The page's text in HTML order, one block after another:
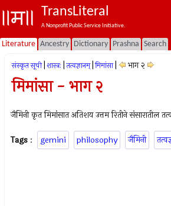
TransLiteral
A Nonprofit Public Service Initiative.
Literature Ancestry Dictionary Prashna Search
संस्कृत सूची शास्त्रः तत्वज्ञानम् मिमांसा भाग २
मिमांसा - भाग २
जैमिनी कृत मिमांसात अतिशय उत्तम रितीने संसारातील
Tags : gemini philosophy जैमिनी